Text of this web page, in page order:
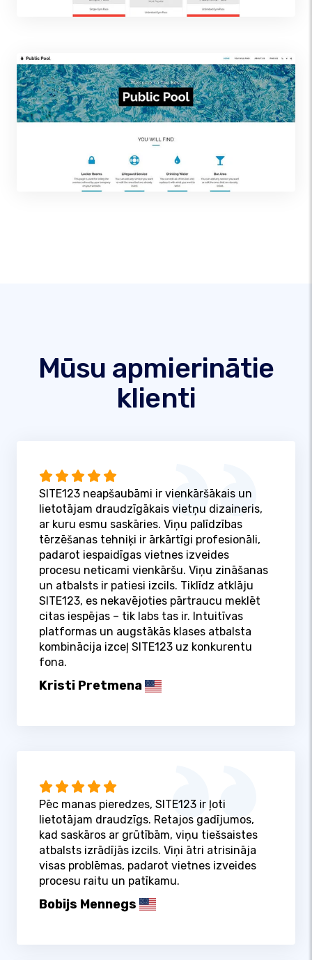
Mūsu apmierinātie
klienti
SITE123 neapšaubāmi ir vienkāršākais un
lietotājam draudzīgākais vietņu dizaineris,
ar kuru esmu saskāries. Viņu palīdzības
tērzēšanas tehniķi ir ārkārtīgi profesionāli,
padarot iespaidīgas vietnes izveides
procesu neticami vienkāršu. Viņu zināšanas
un atbalsts ir patiesi izcils. Tiklīdz atklāju
SITE123, es nekavējoties pārtraucu meklēt
citas iespējas – tik labs tas ir. Intuitīvas
platformas un augstākās klases atbalsta
kombinācija izceļ SITE123 uz konkurentu
fona.
Kristi Pretmena
Pēc manas pieredzes, SITE123 ir ļoti
lietotājam draudzīgs. Retajos gadījumos,
kad saskāros ar grūtībām, viņu tiešsaistes
atbalsts izrādījās izcils. Viņi ātri atrisināja
visas problēmas, padarot vietnes izveides
procesu raitu un patīkamu.
Bobijs Mennegs